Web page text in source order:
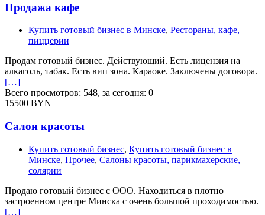
Продажа кафе
Купить готовый бизнес в Минске, Рестораны, кафе,
пиццерии
Продам готовый бизнес. Действующий. Есть лицензия на
алкаголь, табак. Есть вип зона. Караоке. Заключены договора.
[…]
Всего просмотров: 548, за сегодня: 0
15500 BYN
Салон красоты
Купить готовый бизнес, Купить готовый бизнес в
Минске, Прочее, Салоны красоты, парикмахерские,
солярии
Продаю готовый бизнес с ООО. Находиться в плотно
застроенном центре Минска с очень большой проходимостью.
[…]